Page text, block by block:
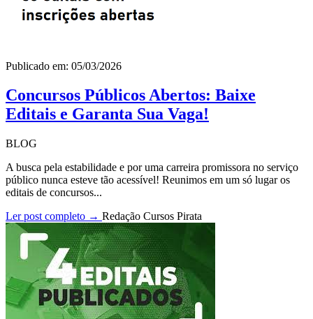
Publicado em: 05/03/2026
Concursos Públicos Abertos: Baixe
Editais e Garanta Sua Vaga!
BLOG
A busca pela estabilidade e por uma carreira promissora no serviço
público nunca esteve tão acessível! Reunimos em um só lugar os
editais de concursos...
Ler post completo → Redação Cursos Pirata